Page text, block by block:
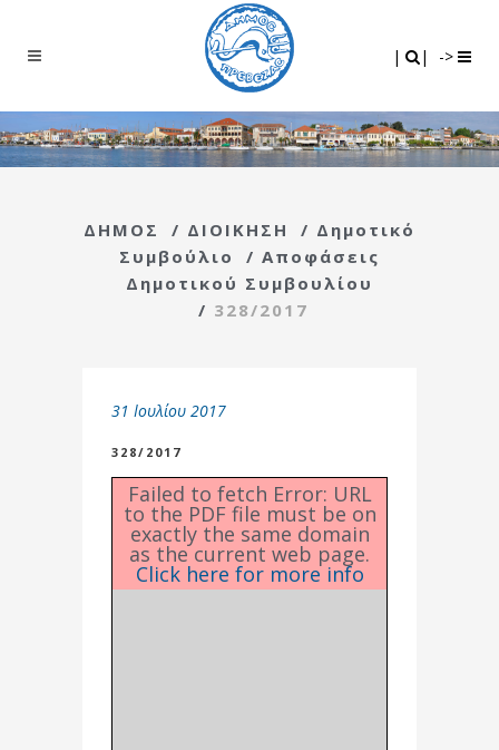
| | ->
ΔΗΜΟΣ / ΔΙΟΙΚΗΣΗ / Δημοτικό
Συμβούλιο
/ Αποφάσεις
Δημοτικού Συμβουλίου
/ 328/2017
31 Ιουλίου 2017
328/2017
Failed to fetch Error: URL
to the PDF file must be on
exactly the same domain
as the current web page.
Click here for more info